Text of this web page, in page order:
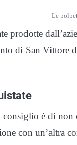
Le
prodotte
di San Vittore
è di
con un’altra